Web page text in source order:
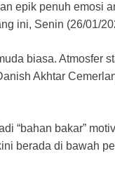
epik penuh emosi
ini, Senin (26/01/
biasa. Atmosfer
Akhtar
“bahan bakar”
berada di bawah